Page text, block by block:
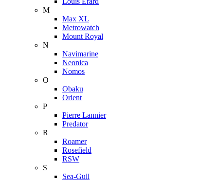
M
Max XL
Metrowatch
Mount Royal
N
Navimarine
Neonica
Nomos
O
Obaku
Orient
P
Pierre Lannier
Predator
R
Roamer
Rosefield
RSW
S
Sea-Gull